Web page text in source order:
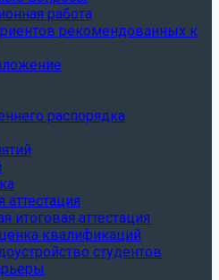
работа
рекомендованных к
распорядка
итоговая аттестация
квалификаций
студентов